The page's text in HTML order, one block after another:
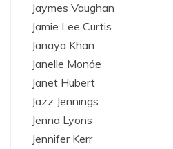
Jaymes Vaughan
Jamie Lee Curtis
Janaya Khan
Janelle Monáe
Janet Hubert
Jazz Jennings
Jenna Lyons
Jennifer Kerr